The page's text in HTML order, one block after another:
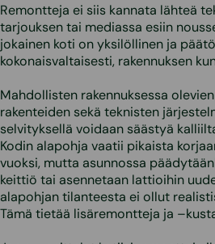
Remontteja ei siis kannata lähteä
tarjouksen tai mediassa esiin
jokainen koti on yksilöllinen ja
kokonaisvaltaisesti, rakennuksen
Mahdollisten rakennuksessa
rakenteiden sekä teknisten
selvityksellä voidaan säästyä
Kodin alapohja vaatii pikaista
vuoksi, mutta asunnossa
keittiö tai asennetaan lattioihin
alapohjan tilanteesta ei ollut
Tämä tietää lisäremontteja ja